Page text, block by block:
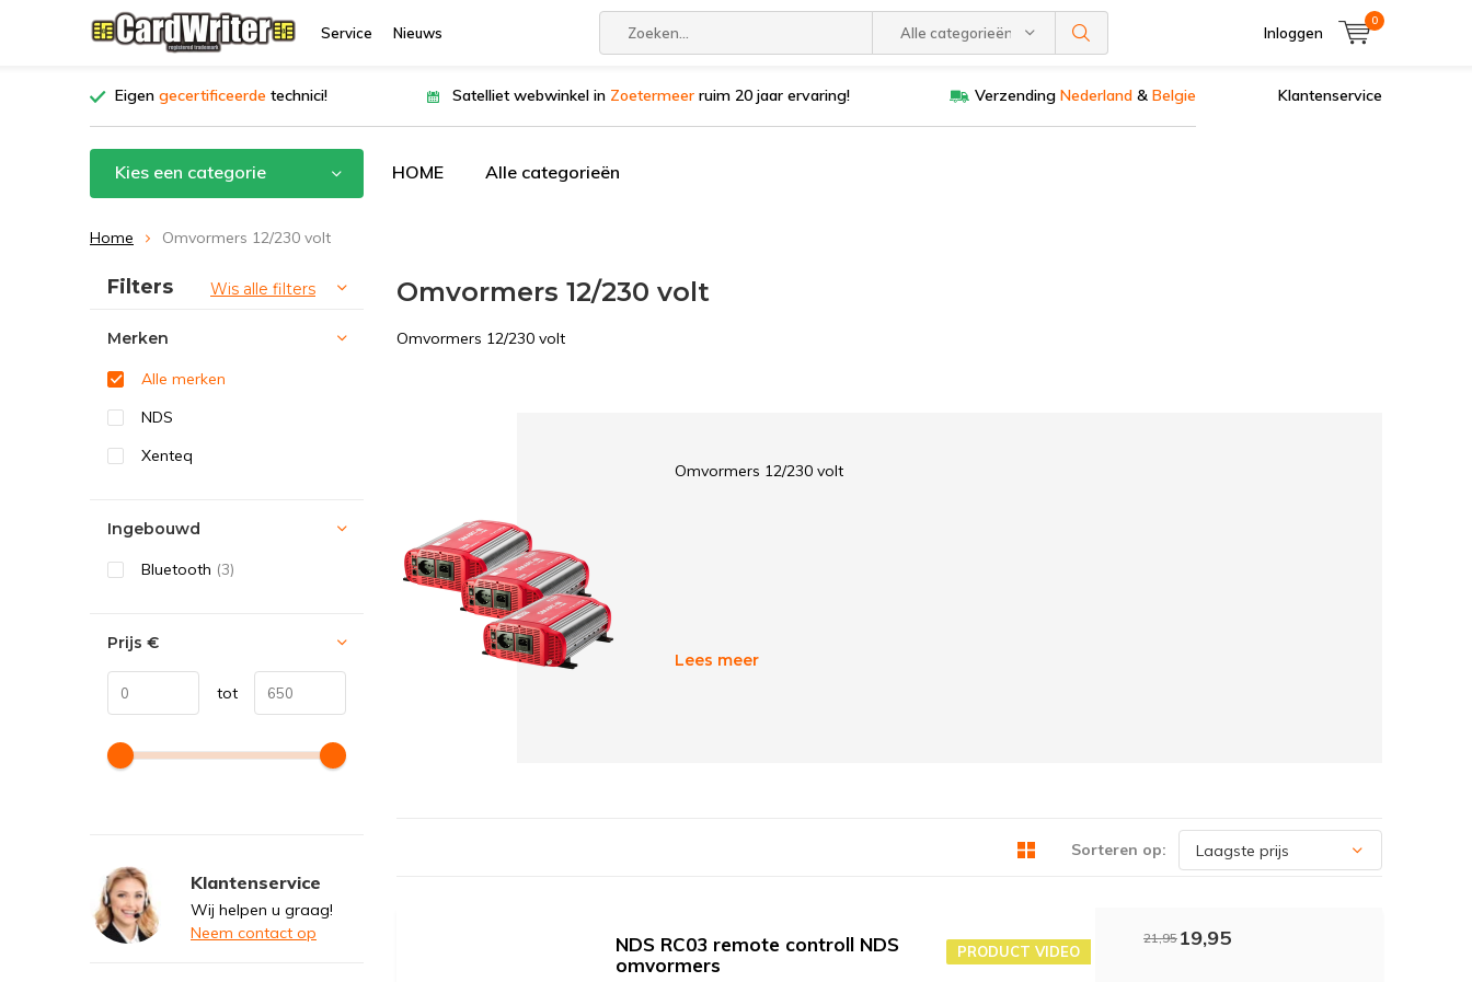
Service Nieuws Alle categorieën Inloggen
0
Eigen gecertificeerde technici! Satelliet webwinkel in Zoetermeer ruim 20 jaar ervaring! Verzending Nederland & Belgie Klantenservice
Kies een categorie HOME Alle categorieën
Home Omvormers 12/230 volt
Omvormers 12/230 volt
Omvormers 12/230 volt
Omvormers 12/230 volt
Lees meer
Sorteren op:
NDS RC03 remote controll NDS
omvormers
21,9519,95
PRODUCT VIDEO
Sorteren op:
Filters Wis alle filters
Merken
Alle merken
NDS
Xenteq
Ingebouwd
Bluetooth (3)
Prijs €
tot
Klantenservice
Wij helpen u graag!
Neem contact op